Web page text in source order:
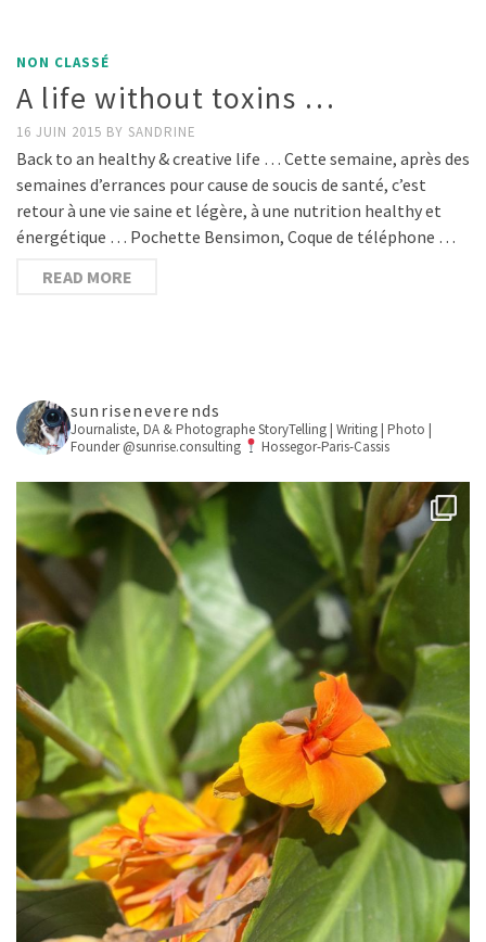
NON CLASSÉ
A life without toxins …
16 JUIN 2015 BY SANDRINE
Back to an healthy & creative life … Cette semaine, après des
semaines d’errances pour cause de soucis de santé, c’est
retour à une vie saine et légère, à une nutrition healthy et
énergétique … Pochette Bensimon, Coque de téléphone …
READ MORE
sunriseneverends
Journaliste, DA & PhotographeStoryTelling | Writing | Photo |
Founder @sunrise.consulting
Hossegor-Paris-Cassis